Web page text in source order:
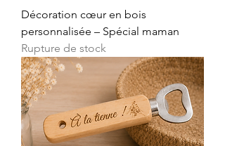
Décoration cœur en bois
personnalisée – Spécial maman
Rupture de stock